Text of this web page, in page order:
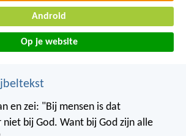
Android
Op je website
en zei: "Bij mensen is dat
bij God. Want bij God zijn alle